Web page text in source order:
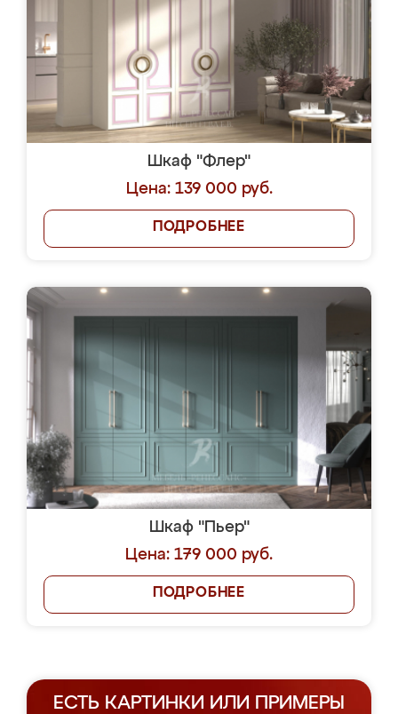
Шкаф "Флер"
Цена: 139 000 руб.
ПОДРОБНЕЕ
Шкаф "Пьер"
Цена: 179 000 руб.
ПОДРОБНЕЕ
ЕСТЬ КАРТИНКИ ИЛИ ПРИМЕРЫ